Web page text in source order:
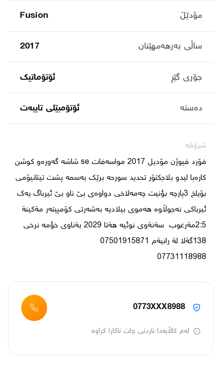
مۆدێڵ Fusion
ساڵی بەرهەمهێنان 2017
جۆری گێڕ ئۆتۆماتیک
دەستە ئۆتۆمبێلی تایبه‌ت
شرۆڤە
07731118988
0773XXX8988
لەم کاڵایەدا ناردنی چات ناکارا کراوە